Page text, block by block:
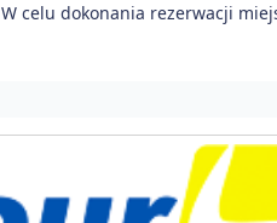
W celu dokonania rezerwacji